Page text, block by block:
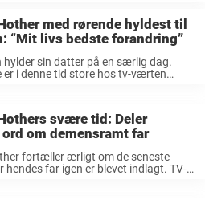
med rørende hyldest til
“Mit livs bedste forandring”
sin datter på en særlig dag.
er i denne tid store hos tv-værten
svære tid: Deler
om demensramt far
fortæller ærligt om de seneste
hendes far igen er blevet indlagt. TV-